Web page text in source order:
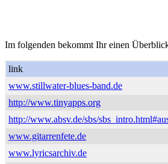
Im folgenden bekommt Ihr einen
link
www.stillwater-blues-band.de
http://www.tinyapps.org
http://www.absv.de/sbs/
www.gitarrenfete.de
www.lyricsarchiv.de